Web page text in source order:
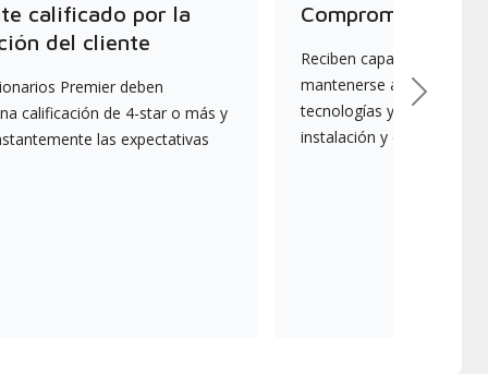
calificado por la
del cliente
Premier deben
calificación de 4-star o más y
las expectativas
Compromiso con
Reciben capacitación
mantenerse actualizados
tecnologías y mejores
instalación y el
Next